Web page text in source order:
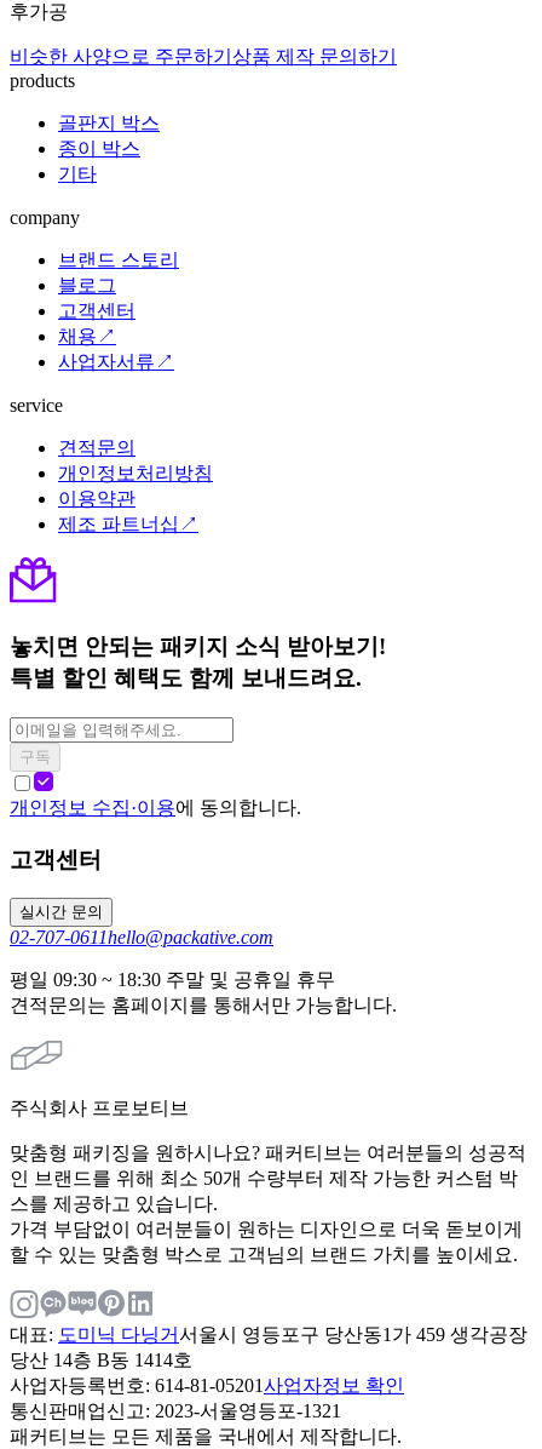
후가공
비슷한 사양으로 주문하기 상품 제작 문의하기
products
골판지 박스
종이 박스
기타
company
브랜드 스토리
블로그
고객센터
채용↗
사업자서류↗
service
견적문의
개인정보처리방침
이용약관
제조 파트너십↗
놓치면 안되는 패키지 소식 받아보기!
특별 할인 혜택도 함께 보내드려요.
구독
개인정보 수집·이용에 동의합니다.
고객센터
실시간 문의
02-707-0611hello@packative.com
평일 09:30 ~ 18:30 주말 및 공휴일 휴무
견적문의는 홈페이지를 통해서만 가능합니다.
주식회사 프로보티브
맞춤형 패키징을 원하시나요? 패커티브는 여러분들의 성공적
인 브랜드를 위해 최소 50개 수량부터 제작 가능한 커스텀 박
스를 제공하고 있습니다.
가격 부담없이 여러분들이 원하는 디자인으로 더욱 돋보이게
할 수 있는 맞춤형 박스로 고객님의 브랜드 가치를 높이세요.
대표: 도미닉 다닝거서울시 영등포구 당산동1가 459 생각공장
당산 14층 B동 1414호
사업자등록번호: 614-81-05201사업자정보 확인
통신판매업신고: 2023-서울영등포-1321
패커티브는 모든 제품을 국내에서 제작합니다.